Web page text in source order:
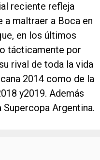
reciente refleja
a maltraer a Boca en
en los últimos
tácticamente por
rival de toda la vida
2014 como de la
y2019. Además
Argentina.